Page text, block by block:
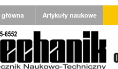
Artykuły naukowe